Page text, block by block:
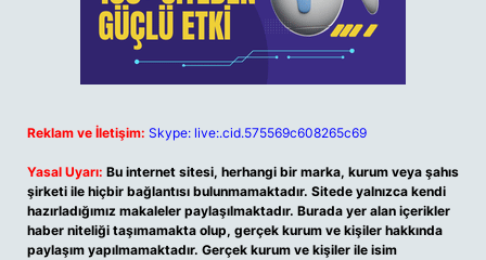
Reklam ve İletişim: Skype: live:.cid.575569c608265c69
Yasal Uyarı: Bu internet sitesi, herhangi bir marka, kurum veya şahıs
şirketi ile hiçbir bağlantısı bulunmamaktadır. Sitede yalnızca kendi
hazırladığımız makaleler paylaşılmaktadır. Burada yer alan içerikler
haber niteliği taşımamakta olup, gerçek kurum ve kişiler hakkında
paylaşım yapılmamaktadır. Gerçek kurum ve kişiler ile isim